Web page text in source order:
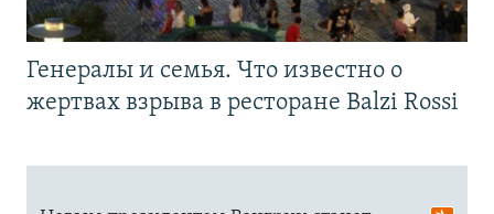
Генералы и семья. Что известно о
жертвах взрыва в ресторане Balzi Rossi